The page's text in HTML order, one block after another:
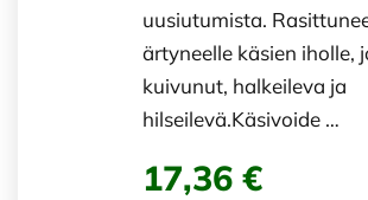
uusiutumista.
ärtyneelle käsien iholle,
kuivunut, halkeileva ja
hilseilevä.Käsivoide …
17,36 €